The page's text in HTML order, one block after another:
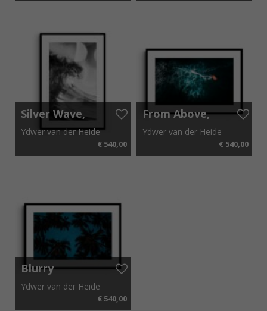
Silver Wave,
Australia
2018
Ydwer van der Heide
€ 540,00
From Above,
Cabo Verde
2020
Ydwer van der Heide
€ 540,00
Blurry
Dreams,
Philippines
Ydwer van der Heide
€ 540,00